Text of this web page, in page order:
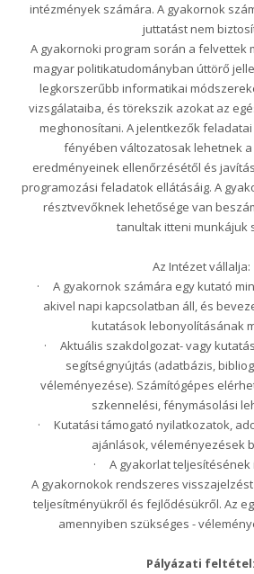
intézmények számára. A gyakornok
juttatást nem
A gyakornoki program során a felvettek
magyar politikatudományban úttörő
legkorszerűbb informatikai
vizsgálataiba, és törekszik azokat az
meghonosítani. A jelentkezők
fényében változatosak lehetnek
eredményeinek ellenőrzésétől és
programozási feladatok ellátásáig. A
résztvevőknek lehetősége van
tanultak itteni munkájuk
Az Intézet vállalja:
· A gyakornok számára egy kutató
akivel napi kapcsolatban áll, és
kutatások lebonyolításának
· Aktuális szakdolgozat- vagy
segítségnyújtás (adatbázis,
véleményezése). Számítógépes
szkennelési, fénymásolási
· Kutatási támogató nyilatkozatok,
ajánlások, véleményezések
· A gyakorlat teljesítésének
A gyakornokok rendszeres
teljesítményükről és fejlődésükről. Az
amennyiben szükséges -
Pályázati feltétel: